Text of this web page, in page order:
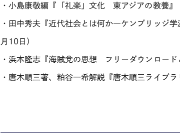
・小島康敬編『「礼楽」文化 東アジアの教養
・田中秀夫『近代社会とは何か―ケンブリッジ
月10日）
・浜本隆志『海賊党の思想 フリーダウンロー
・唐木順三著、粕谷一希解説『唐木順三ライブ